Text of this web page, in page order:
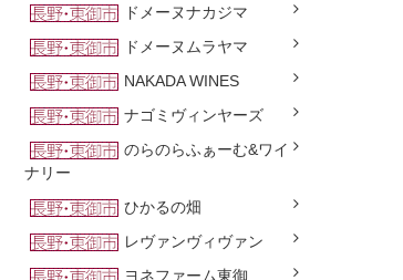
ドメーヌナカジマ
ドメーヌムラヤマ
NAKADA WINES
ナゴミヴィンヤーズ
のらのらふぁーむ&ワイ
ナリー
ひかるの畑
レヴァンヴィヴァン
ヨネファーム東御